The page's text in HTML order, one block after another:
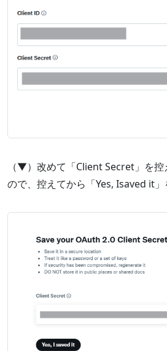
（▼）改めて「Client Secret」を
ので、控えてから「Yes, Isaved it